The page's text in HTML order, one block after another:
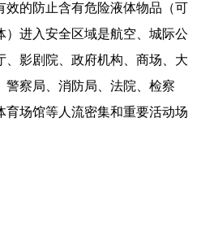
效的防止含有危险液体物品（可
）进入安全区域是航空、城际公
、影剧院、政府机构、商场、大
警察局、消防局、法院、检察
育场馆等人流密集和重要活动场